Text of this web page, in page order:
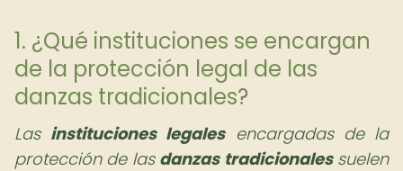
1. ¿Qué instituciones se encargan
de la protección legal de las
danzas tradicionales?
Las instituciones legalesencargadas de la
protección de las danzas tradicionalessuelen